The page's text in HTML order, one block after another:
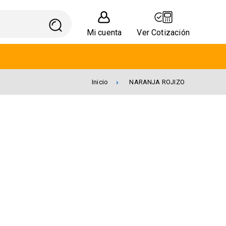
Mi cuenta Ver Cotización
Inicio NARANJA ROJIZO